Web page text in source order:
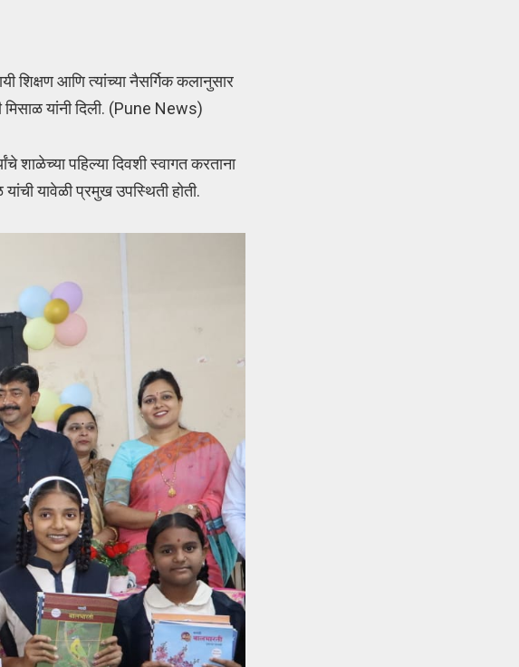
शिक्षण आणि त्यांच्या नैसर्गिक कलानुसार
मिसाळ यांनी दिली. (Pune News)
शाळेच्या पहिल्या दिवशी स्वागत करताना
यावेळी प्रमुख उपस्थिती होती.